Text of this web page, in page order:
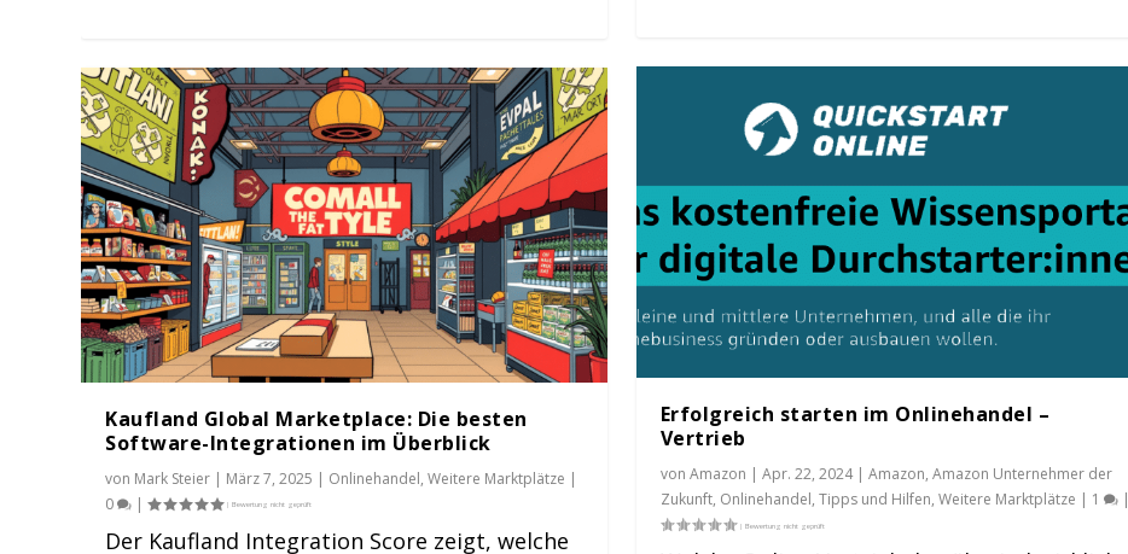
Kaufland Global Marketplace: Die besten
Software-Integrationen im Überblick
von Mark Steier | März 7, 2025 | Onlinehandel,Weitere Marktplätze |
0
|
Der Kaufland Integration Score zeigt, welche
Erfolgreich starten im Onlinehandel –
Vertrieb
von Amazon | Apr. 22, 2024| Amazon, Amazon Unternehmer der
Zukunft, Onlinehandel, Tipps und Hilfen, Weitere Marktplätze | 1 |